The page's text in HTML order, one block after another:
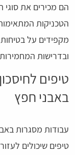
הם מכירים את סוגי
הטכניקות
מקפידים על
ובדרישות
טיפים
באבני חפץ
עבודות מסגרות
טיפים שיכולים